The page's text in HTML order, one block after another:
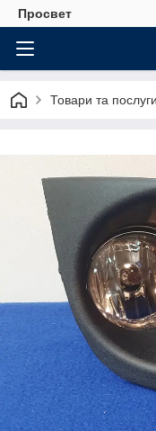
Просвет
Товари та послуги